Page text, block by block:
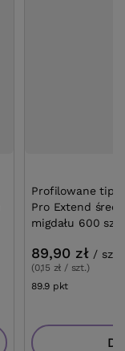
Profilowane
Pro Extend
migdału 600
89,90 zł / szt.
(0,15 zł / szt.)
89.9 pkt